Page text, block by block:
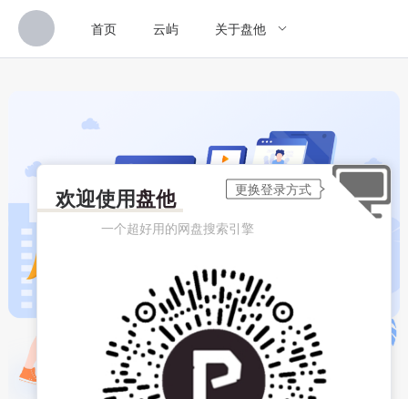
首页 云屿 关于盘他
欢迎使用盘他
一个超好用的网盘搜索引擎